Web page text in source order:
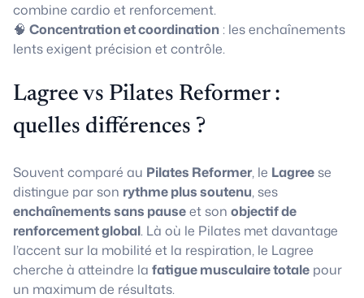
combine cardio et renforcement.
🧠 Concentration et coordination: les enchaînements
lents exigent précision et contrôle.
Lagree vs Pilates Reformer :
quelles différences ?
Souvent comparé au Pilates Reformer, le Lagree se
distingue par son rythme plus soutenu, ses
enchaînements sans pauseet son objectif de
renforcement global. Là où le Pilates met davantage
l’accent sur la mobilité et la respiration, le Lagree
cherche à atteindre la fatigue musculaire totale pour
un maximum de résultats.